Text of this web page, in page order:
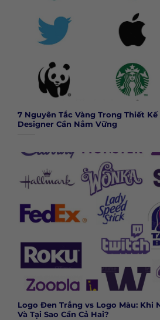
7 Nguyên Tắc Vàng Trong Thiết Kế
Designer Cần Nắm Vững
Logo Đen Trắng vs Logo Màu: Khi
Và Tại Sao Cần Cả Hai?